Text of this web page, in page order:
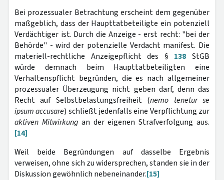
Bei prozessualer Betrachtung erscheint dem gegenüber
maßgeblich, dass der Haupttatbeteiligte ein potenziell
Verdächtiger ist. Durch die Anzeige - erst recht: "bei der
Behörde" - wird der potenzielle Verdacht manifest. Die
materiell-rechtliche Anzeigepflicht des § 138 StGB
würde demnach beim Haupttatbeteiligten eine
Verhaltenspflicht begründen, die es nach allgemeiner
prozessualer Überzeugung nicht geben darf, denn das
Recht auf Selbstbelastungsfreiheit (nemo tenetur se
ipsum accusare) schließt jedenfalls eine Verpflichtung zur
aktiven Mitwirkungan der eigenen Strafverfolgung aus.
[14]
Weil beide Begründungen auf dasselbe Ergebnis
verweisen, ohne sich zu widersprechen, standen sie in der
Diskussion gewöhnlich nebeneinander.[15]